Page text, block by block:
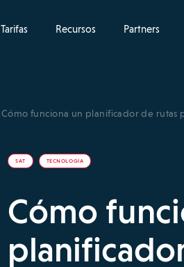
Tarifas Recursos Partners
Cómo funciona un planificador de rutas
SAT TECNOLOGÍA
Cómo